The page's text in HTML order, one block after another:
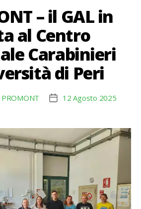
– il GAL in
al Centro
Carabinieri
di Peri
Data12 Agosto 2025